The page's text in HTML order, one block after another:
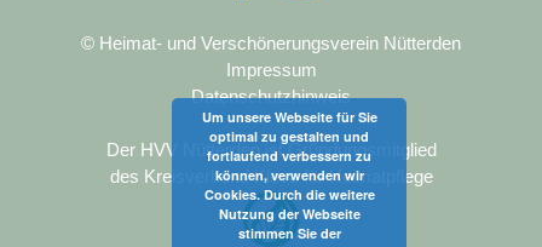
© Heimat- und Verschönerungsverein Nütterden
Impressum
Datenschutzhinweis
Der HVV Nütterden ist Gründungsmitglied
des Kreisverband Kleve für Heimatpflege
Um unsere Webseite für Sie
optimal zu gestalten und
fortlaufend verbessern zu
können, verwenden wir
Cookies. Durch die weitere
Nutzung der Webseite
stimmen Sie der